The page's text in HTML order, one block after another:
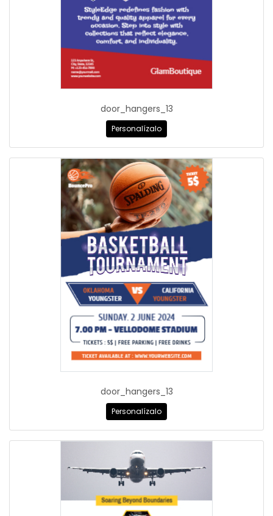
door_hangers_13
Personalízalo
door_hangers_13
Personalízalo